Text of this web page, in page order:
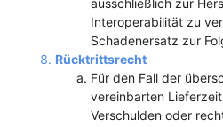
ausschließlich zur
Interoperabilität zu
Schadenersatz zur
Rücktrittsrecht
Für den Fall der
vereinbarten
Verschulden oder